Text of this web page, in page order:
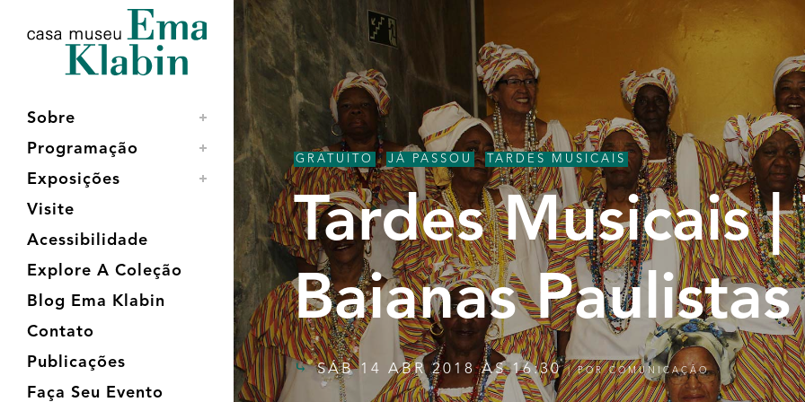
conteúdo
navegação
Sobre
Programação
Exposições
Visite
Acessibilidade
Explore A Coleção
Blog Ema Klabin
Contato
Publicações
Faça Seu Evento
GRATUITO , JÁ PASSOU , TARDES MUSICAIS
Tardes Musicais |
Baianas Paulistas
SÁB 14 ABR 2018 ÀS 16:30| PORCOMUNICAÇÃO